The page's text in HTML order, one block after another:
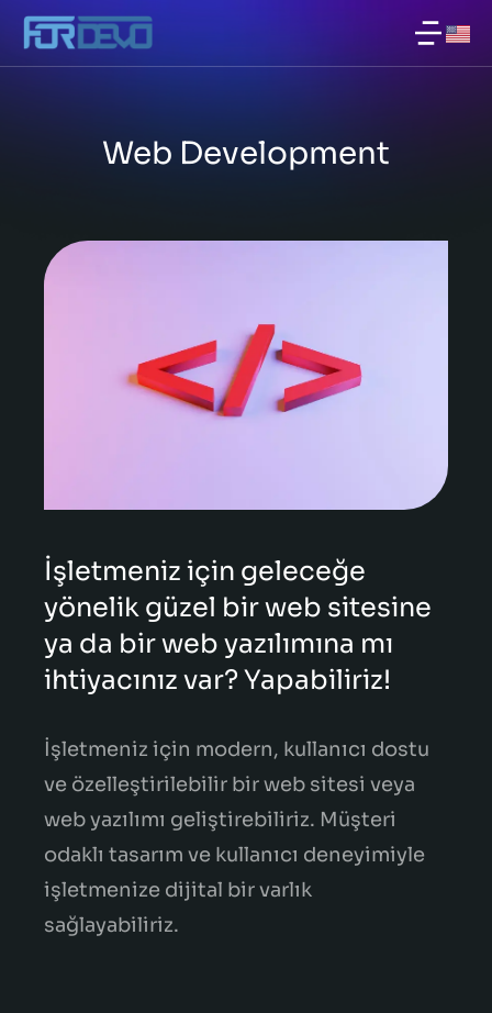
Web Development
İşletmeniz için geleceğe
yönelik güzel bir web sitesine
ya da bir web yazılımına mı
ihtiyacınız var? Yapabiliriz!
İşletmeniz için modern, kullanıcı dostu
ve özelleştirilebilir bir web sitesi veya
web yazılımı geliştirebiliriz. Müşteri
odaklı tasarım ve kullanıcı deneyimiyle
işletmenize dijital bir varlık
sağlayabiliriz.